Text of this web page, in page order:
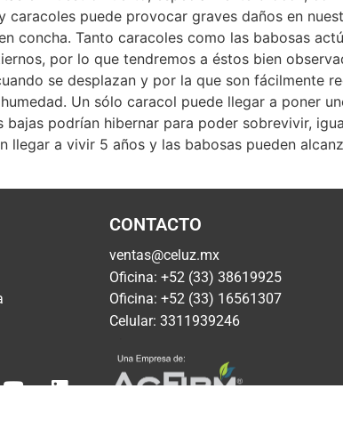
puede provocar graves daños en
concha. Tanto caracoles como las babosas
por lo que tendremos a éstos bien
se desplazan y por la que son fácilmente
Un sólo caracol puede llegar a poner
podrían hibernar para poder sobrevivir,
a vivir 5 años y las babosas pueden
CONTACTO
ventas@celuz.mx
Oficina: +52 (33) 38619925
Oficina: +52 (33) 16561307
Celular: 3311939246